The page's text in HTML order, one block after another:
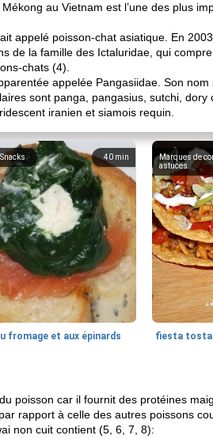
au Vietnam est l’une des plus
appelé poisson-chat asiatique. En
de la famille des Ictaluridae, qui
chats (4).
appelée Pangasiidae. Son
sont panga, pangasius, sutchi,
iranien et siamois requin.
40 min
fromage et aux épinards
Marques de
astuces
fiesta
poisson car il fournit des protéines
rapport à celle des autres poissons
non cuit contient (5, 6, 7, 8):